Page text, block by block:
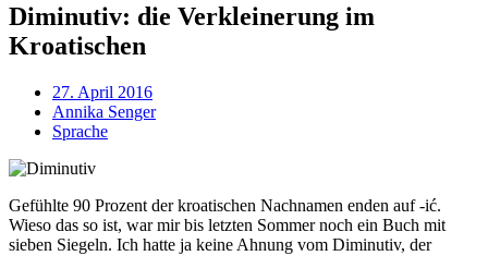
Diminutiv: die Verkleinerung im
Kroatischen
27. April 2016
Annika Senger
Sprache
Gefühlte 90 Prozent der kroatischen Nachnamen enden auf -ić.
Wieso das so ist, war mir bis letzten Sommer noch ein Buch mit
sieben Siegeln. Ich hatte ja keine Ahnung vom Diminutiv, der